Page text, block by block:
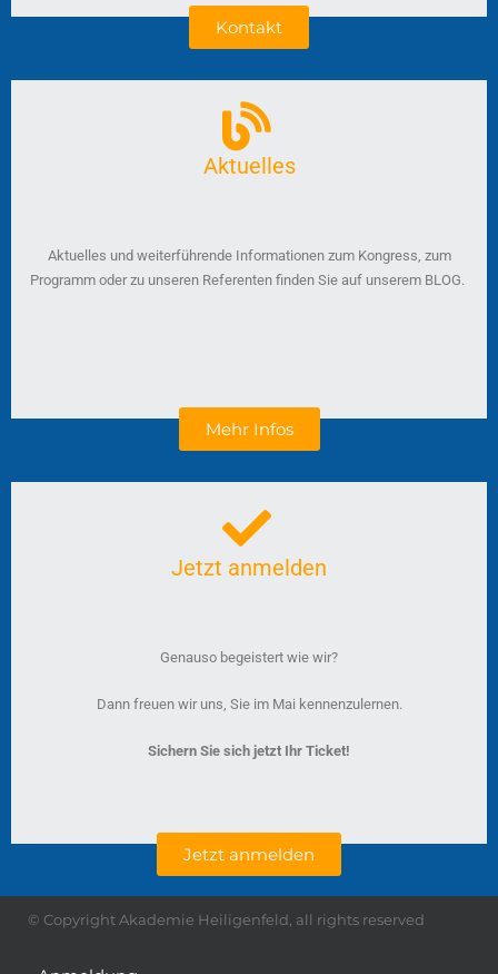
Kontakt
Aktuelles
Aktuelles und weiterführende Informationen zum Kongress, zum
Programm oder zu unseren Referenten finden Sie auf unserem BLOG.
Mehr Infos
Jetzt anmelden
Genauso begeistert wie wir?
Dann freuen wir uns, Sie im Mai kennenzulernen.
Sichern Sie sich jetzt Ihr Ticket!
Jetzt anmelden
© Copyright Akademie Heiligenfeld, all rights reserved